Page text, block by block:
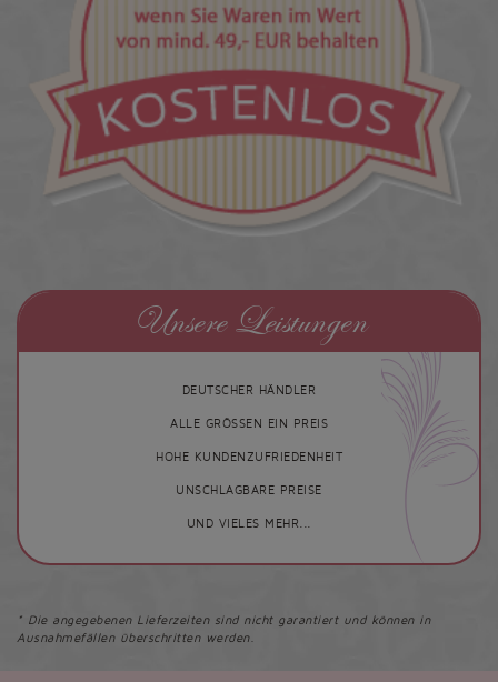
Unsere Leistungen
DEUTSCHER HÄNDLER
ALLE GRÖSSEN EIN PREIS
HOHE KUNDENZUFRIEDENHEIT
UNSCHLAGBARE PREISE
UND VIELES MEHR...
* Die angegebenen Lieferzeiten sind nicht garantiert und können in
Ausnahmefällen überschritten werden.